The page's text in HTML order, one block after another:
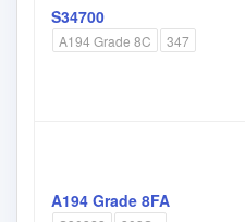
S34700
A194 Grade 8C 347
A194 Grade 8FA